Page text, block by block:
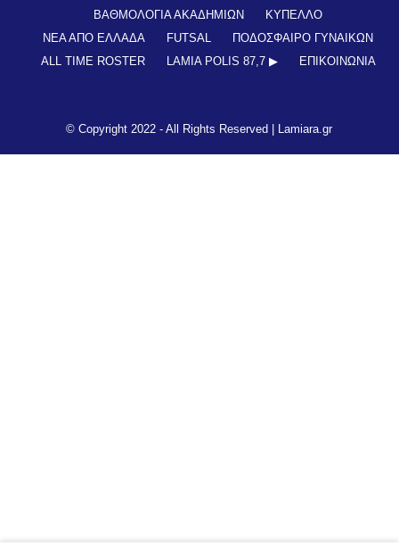
ΒΑΘΜΟΛΟΓΙΑ ΑΚΑΔΗΜΙΩΝ
ΚΥΠΕΛΛΟ
ΝΕΑ ΑΠΟ ΕΛΛΑΔΑ
FUTSAL
ΠΟΔΟΣΦΑΙΡΟ ΓΥΝΑΙΚΩΝ
ALL TIME ROSTER
LAMIA POLIS 87,7 ▶︎ ΕΠΙΚΟΙΝΩΝΊΑ
© Copyright 2022 - All Rights Reserved | Lamiara.gr